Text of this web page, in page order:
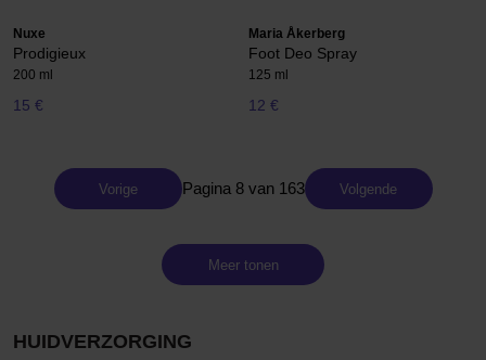
Nuxe
Prodigieux
200 ml
15 €
Maria Åkerberg
Foot Deo Spray
125 ml
12 €
Vorige Pagina 8 van 163 Volgende
Meer tonen
HUIDVERZORGING